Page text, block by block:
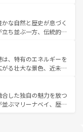
な魅力を心ゆくまで味
、新着の韓国情報はコンテンツ一
ノイの古い町並みやホ
物も、独特の雰囲気を
の豊かさとおいしさで
ムコーヒーなどは、ぜ
れてもあたたかい人々
と忘れられない旅にな
な自然と歴史が息づく
ち並ぶ一方、伝統的な
ェンマイなどの山岳地
ケットやクラビの美し
とができる。タイ料理
季節にも異なる楽しみ
人々、仏教を中心とし
訪れる旅人を魅了し続
、特有のエネルギーを
る壮大な景色、近未来
観光スポットが密集し
のも魅力。息をのむよ
港を存分に楽しみ尽く
した独自の魅力を放つ
ぶマリーナベイ、歴史